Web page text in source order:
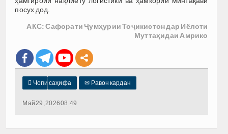
посух дод.
АКС: Сафорати Ҷумҳурии Тоҷикистон дар Иёлоти
Муттаҳидаи Амрико
 Чопи саҳифа ✉ Равон кардан
Май 29, 2026 08:49